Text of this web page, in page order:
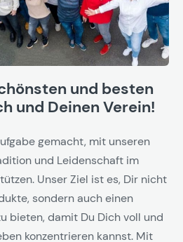
und besten
und Deinen Verein!
gemacht, mit unseren
und Leidenschaft im
Unser Ziel ist es, Dir nicht
sondern auch einen
bieten, damit Du Dich voll und
konzentrieren kannst. Mit